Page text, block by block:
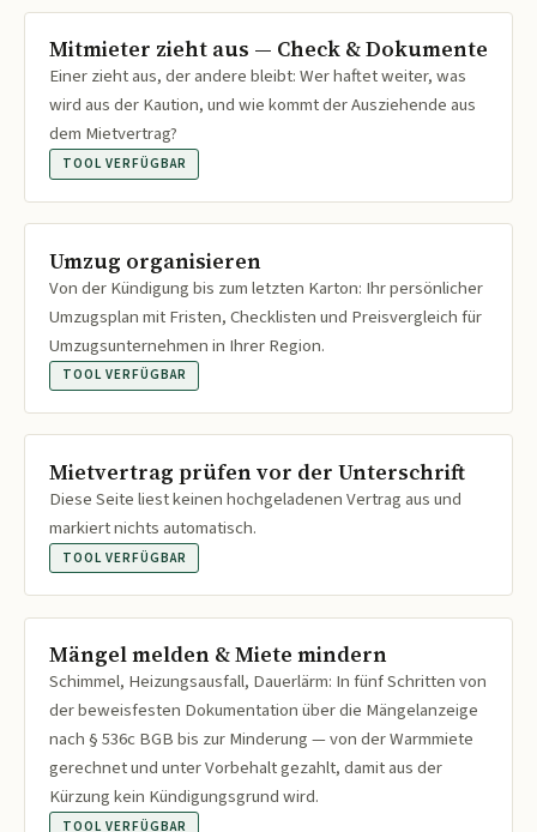
Mitmieter zieht aus — Check & Dokumente
Einer zieht aus, der andere bleibt: Wer haftet weiter, was
wird aus der Kaution, und wie kommt der Ausziehende aus
dem Mietvertrag?
TOOL VERFÜGBAR
Umzug organisieren
Von der Kündigung bis zum letzten Karton: Ihr persönlicher
Umzugsplan mit Fristen, Checklisten und Preisvergleich für
Umzugsunternehmen in Ihrer Region.
TOOL VERFÜGBAR
Mietvertrag prüfen vor der Unterschrift
Diese Seite liest keinen hochgeladenen Vertrag aus und
markiert nichts automatisch.
TOOL VERFÜGBAR
Mängel melden & Miete mindern
Schimmel, Heizungsausfall, Dauerlärm: In fünf Schritten von
der beweisfesten Dokumentation über die Mängelanzeige
nach § 536c BGB bis zur Minderung — von der Warmmiete
gerechnet und unter Vorbehalt gezahlt, damit aus der
Kürzung kein Kündigungsgrund wird.
TOOL VERFÜGBAR